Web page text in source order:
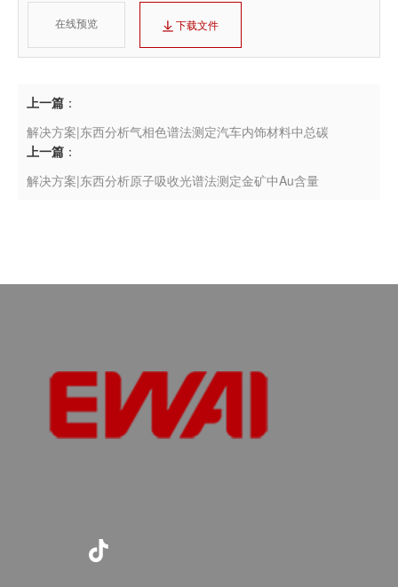
在线预览 下载文件
上一篇 ：
解决方案|东西分析气相色谱法测定汽车内饰材料中总碳
上一篇 ：
解决方案|东西分析原子吸收光谱法测定金矿中Au含量